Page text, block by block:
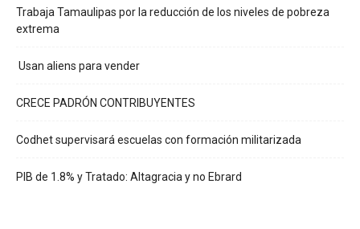
Trabaja Tamaulipas por la reducción de los niveles de pobreza
extrema
Usan aliens para vender
CRECE PADRÓN CONTRIBUYENTES
Codhet supervisará escuelas con formación militarizada
PIB de 1.8% y Tratado: Altagracia y no Ebrard